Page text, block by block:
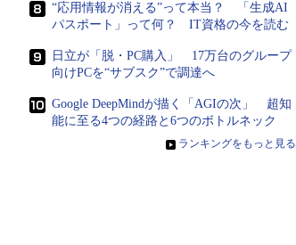
“応用情報が消える”って本当？ 「生成AI
パスポート」って何？ IT資格の今を読む
日立が「脱・PC購入」 17万台のグループ
向けPCを“サブスク”で調達へ
Google DeepMindが描く「AGIの次」 超知
能に至る4つの経路と6つのボトルネック
» ランキングをもっと見る